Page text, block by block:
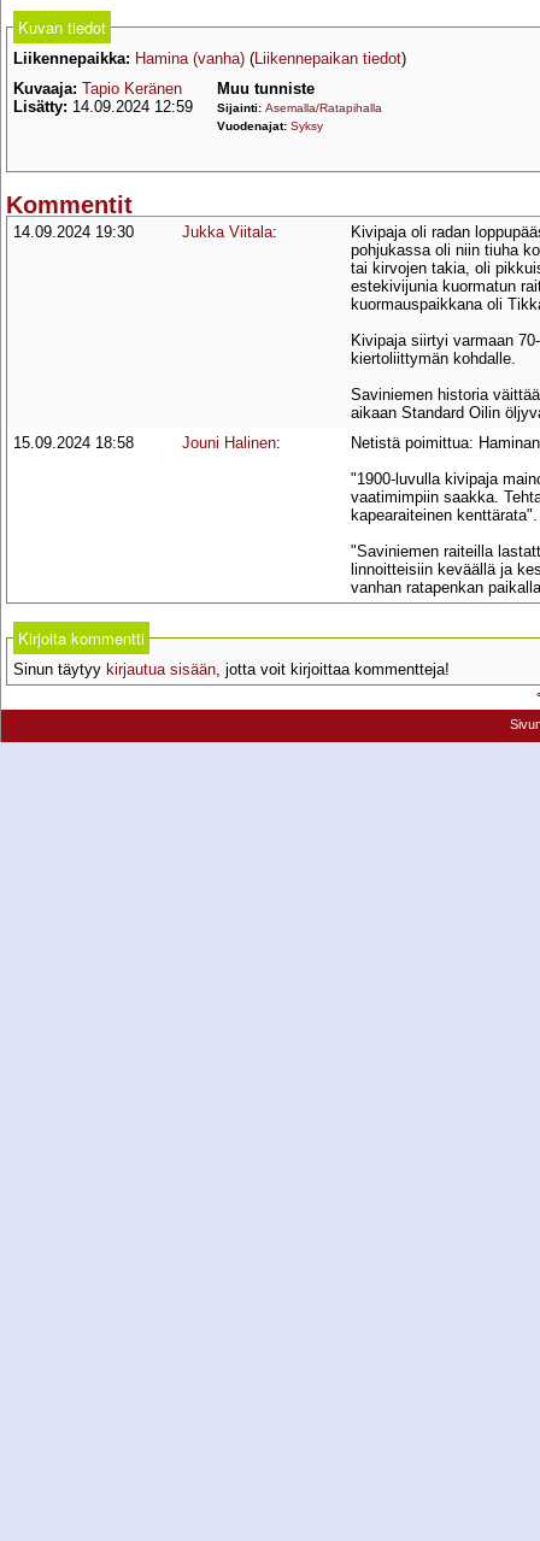
Kuvan tiedot
Liikennepaikka: Hamina (vanha) (Liikennepaikan tiedot)
Kuvaaja: Tapio Keränen
Lisätty: 14.09.2024 12:59
Muu tunniste
Sijainti: Asemalla/Ratapihalla
Vuodenajat: Syksy
Kommentit
14.09.2024 19:30 Jukka Viitala:
Kivipaja oli radan
pohjukassa oli niin tiuha
tai kirvojen takia, oli
estekivijunia kuormatun
kuormauspaikkana oli
Kivipaja siirtyi varmaan
kiertoliittymän kohdalle.
Saviniemen historia
aikaan Standard Oilin
15.09.2024 18:58
Jouni Halinen:
Netistä poimittua:
"1900-luvulla kivipaja
vaatimimpiin saakka.
kapearaiteinen kenttärata".
"Saviniemen raiteilla
linnoitteisiin keväällä ja
vanhan ratapenkan
Kirjoita kommentti
Sinun täytyy kirjautua sisään , jotta voit kirjoittaa kommentteja!